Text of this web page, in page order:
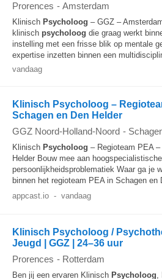
Prorences - Amsterdam
Klinisch Psycholoog – GGZ –
klinisch psycholoog die graag werkt
instelling met een frisse blik op mentale
expertise inzetten binnen een
vandaag
Klinisch Psycholoog –
Schagen en Den Helder
GGZ Noord-Holland-Noord -
Klinisch Psycholoog – Regioteam PEA
Helder Bouw mee aan
persoonlijkheidsproblematiek Waar ga je
binnen het regioteam PEA in Schagen en
appcast.io - vandaag
Klinisch Psycholoog /
Jeugd | GGZ | 24–36 uur
Prorences - Rotterdam
Ben jij een ervaren Klinisch Psycholoog,